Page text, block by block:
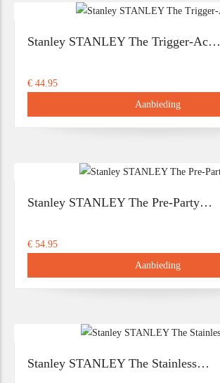
Stanley STANLEY The Trigger-Ac…
€ 44.95
Aanbieding
Stanley STANLEY The Pre-Party…
€ 54.95
Aanbieding
Stanley STANLEY The Stainless…